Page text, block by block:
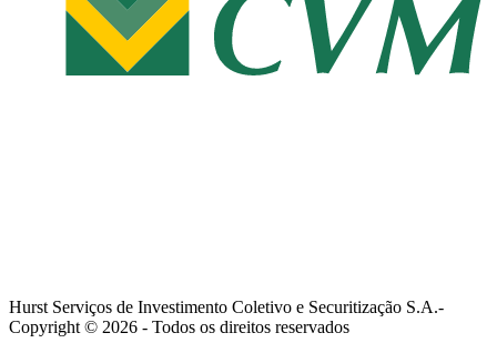
Hurst Serviços de Investimento Coletivo e Securitização S.A.-
Copyright © 2026 - Todos os direitos reservados